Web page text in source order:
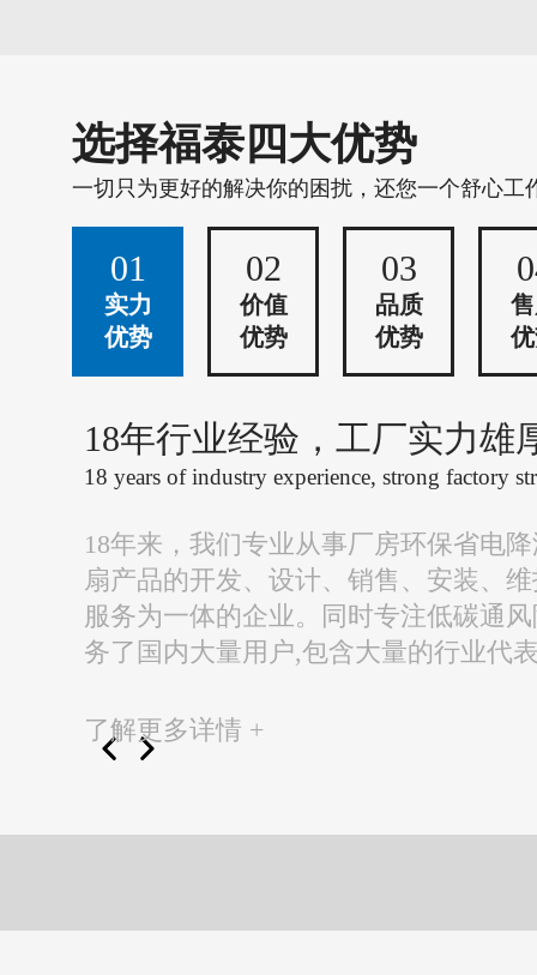
选择福泰四大优势
一切只为更好的解决你的困扰，还您一个舒心工
01
实力
优势
02
价值
优势
03
品质
优势
18年行业经验，工厂实力雄
18 years of industry experience, strong factory
18年来，我们专业从事厂房环保省电
扇产品的开发、设计、销售、安装、
服务为一体的企业。同时专注低碳通
务了国内大量用户,包含大量的行业代
了解更多详情 +